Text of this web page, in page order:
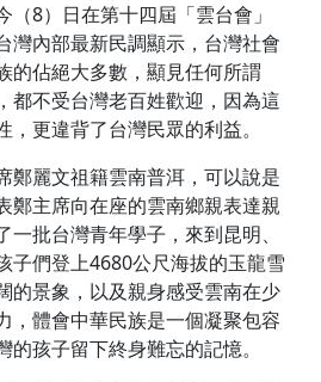
（8）日在第十四屆「雲台會」
灣內部最新民調顯示，台灣社會
的佔絕大多數，顯見任何所謂
都不受台灣老百姓歡迎，因為這
更違背了台灣民眾的利益。
鄭麗文祖籍雲南普洱，可以說是
鄭主席向在座的雲南鄉親表達親
批台灣青年學子，來到昆明、
子們登上4680公尺海拔的玉龍雪
的景象，以及親身感受雲南在少
，體會中華民族是一個凝聚包容
孩子留下終身難忘的記憶。